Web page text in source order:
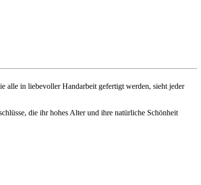
alle in liebevoller Handarbeit gefertigt werden, sieht jeder
die ihr hohes Alter und ihre natürliche Schönheit